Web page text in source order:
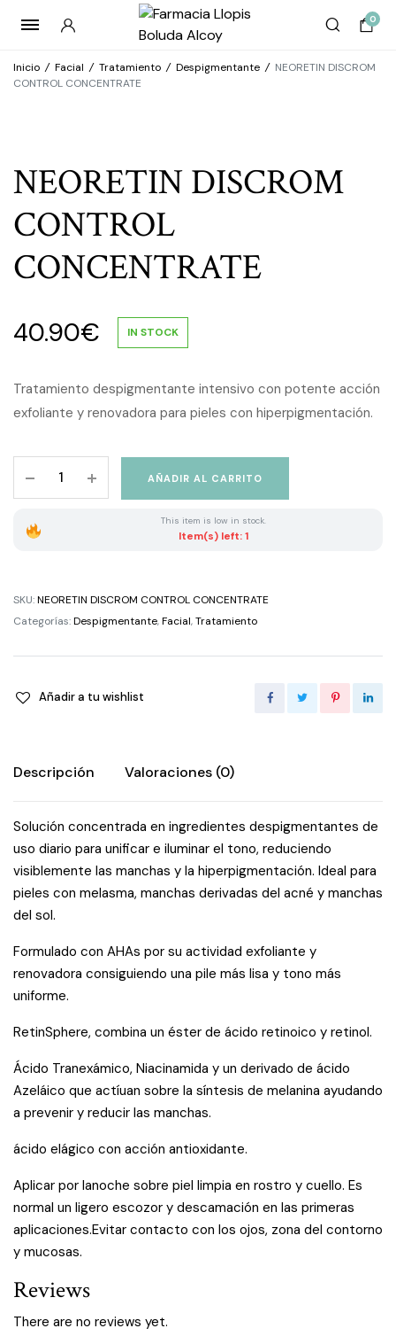
0
Inicio / Facial / Tratamiento / Despigmentante / NEORETIN DISCROM
CONTROL CONCENTRATE
NEORETIN DISCROM
CONTROL
CONCENTRATE
40.90€ IN STOCK
Tratamiento despigmentante intensivo con potente acción
exfoliante y renovadora para pieles con hiperpigmentación.
DISCROM
AÑADIR AL CARRITO
This item is low in stock.
Item(s) left: 1
SKU:NEORETIN DISCROM CONTROL CONCENTRATE
Categorías:Despigmentante,Facial,Tratamiento
Añadir a tu wishlist
Descripción Valoraciones (0)
Solución concentrada en ingredientes despigmentantes de
uso diario para unificar e iluminar el tono, reduciendo
visiblemente las manchas y la hiperpigmentación. Ideal para
pieles con melasma, manchas derivadas del acné y manchas
del sol.
Formulado con AHAs por su actividad exfoliante y
renovadora consiguiendo una pile más lisa y tono más
uniforme.
RetinSphere, combina un éster de ácido retinoico y retinol.
Ácido Tranexámico, Niacinamida y un derivado de ácido
Azeláico que actíuan sobre la síntesis de melanina ayudando
a prevenir y reducir las manchas.
ácido elágico con acción antioxidante.
Aplicar por lanoche sobre piel limpia en rostro y cuello. Es
normal un ligero escozor y descamación en las primeras
aplicaciones.Evitar contacto con los ojos, zona del contorno
y mucosas.
Reviews
There are no reviews yet.